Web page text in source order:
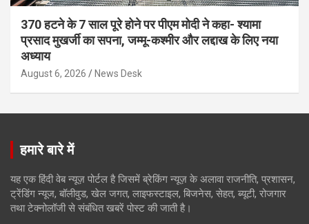
370 हटने के 7 साल पूरे होने पर पीएम मोदी ने कहा- श्यामा
प्रसाद मुखर्जी का सपना, जम्मू-कश्मीर और लद्दाख के लिए नया
अध्याय
August 6, 2026 News Desk
हमारे बारे में
यह एक हिंदी वेब न्यूज़ पोर्टल है जिसमें ब्रेकिंग न्यूज़ के अलावा राजनीति, प्रशासन,
ट्रेंडिंग न्यूज, बॉलीवुड, खेल जगत, लाइफस्टाइल, बिजनेस, सेहत, ब्यूटी, रोजगार
तथा टेक्नोलॉजी से संबंधित खबरें पोस्ट की जाती है।